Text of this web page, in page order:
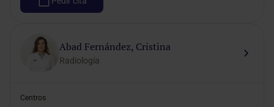
Abad Fernández, Cristina
Radiología
Centros